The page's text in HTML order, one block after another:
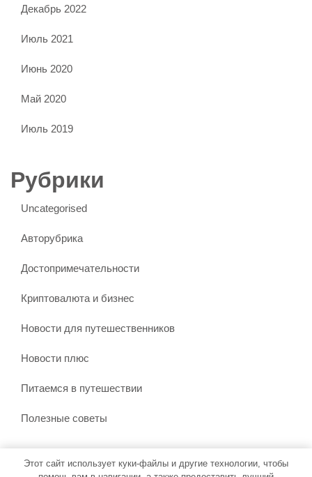
Декабрь 2022
Июль 2021
Июнь 2020
Май 2020
Июль 2019
Рубрики
Uncategorised
Авторубрика
Достопримечательности
Криптовалюта и бизнес
Новости для путешественников
Новости плюс
Питаемся в путешествии
Полезные советы
Этот сайт использует куки-файлы и другие технологии, чтобы